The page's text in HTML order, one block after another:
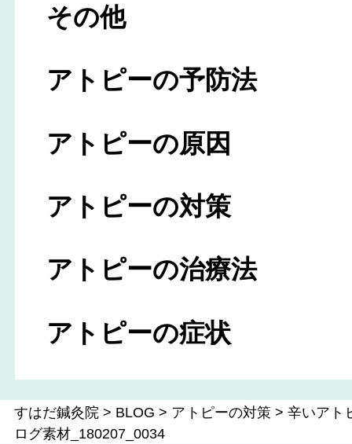
その他
アトピーの予防法
アトピーの原因
アトピーの対策
アトピーの治療法
アトピーの症状
すはだ鍼灸院 > BLOG > アトピーの対策 >辛いアト
ログ素材_180207_0034